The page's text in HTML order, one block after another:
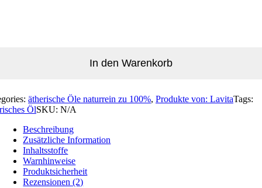
In den Warenkorb
ätherische Öle naturrein zu 100%, Produkte von: LavitaTags:
ÖlSKU: N/A
Beschreibung
Zusätzliche Information
Inhaltsstoffe
Warnhinweise
Produktsicherheit
Rezensionen (2)